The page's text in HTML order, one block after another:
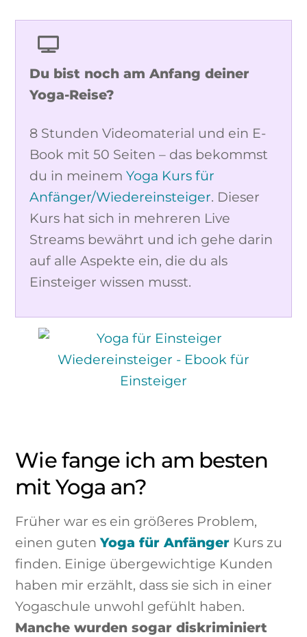
Du bist noch am Anfang deiner
Yoga-Reise?
8 Stunden Videomaterial und ein E-
Book mit 50 Seiten – das bekommst
du in meinem Yoga Kurs für
Anfänger/Wiedereinsteiger. Dieser
Kurs hat sich in mehreren Live
Streams bewährt und ich gehe darin
auf alle Aspekte ein, die du als
Einsteiger wissen musst.
Wie fange ich am besten
mit Yoga an?
Früher war es ein größeres Problem,
einen gutenYoga für Anfänger Kurs zu
finden. Einige übergewichtige Kunden
haben mir erzählt, dass sie sich in einer
Yogaschule unwohl gefühlt haben.
Manche wurden sogar diskriminiert